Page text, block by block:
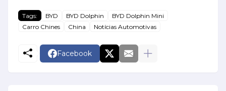
Tags: BYD BYD Dolphin
BYD Dolphin Mini
Carro Chines
China Notícias Automotivas
Facebook